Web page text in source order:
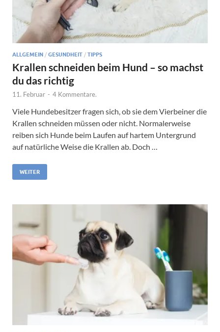
ALLGEMEIN / GESUNDHEIT / TIPPS
Krallen schneiden beim Hund – so machst
du das richtig
11. Februar - 4 Kommentare.
Viele Hundebesitzer fragen sich, ob sie dem Vierbeiner die
Krallen schneiden müssen oder nicht. Normalerweise
reiben sich Hunde beim Laufen auf hartem Untergrund
auf natürliche Weise die Krallen ab. Doch …
WEITER